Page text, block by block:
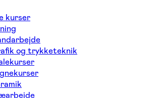
kurser
og trykketeknik